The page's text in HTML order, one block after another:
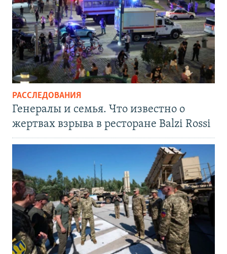
РАССЛЕДОВАНИЯ
Генералы и семья. Что известно о
жертвах взрыва в ресторане Balzi Rossi